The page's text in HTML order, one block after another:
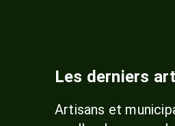
Les derniers
Artisans et